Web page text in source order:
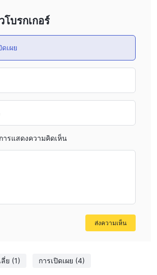
มื่อพยายามถอนตัว
ธรรมเนียมที่ไม่คาดคิดและการถอนเงินอาจต้อง
เกินไปหรือดำเนินการไม่ถูกต้อง
.นอกจากนี้ ผู้ใช้บางรายยังชี้ให้เห็นข้อกังวล
นมาก ปัญหาไม่ได้รับการแก้ไขอย่างน่าพอใจ
หลายครั้ง ทำให้เกิดข้อสงสัยเกี่ยวกับความน่าเชื่อ
ของแพลตฟอร์ม
สำหรับการซื้อขาย
เสนอดัชนีระดับโลกที่ช่วยให้เทรดเดอร์ได้
ทต่างๆ
ลี่ย (1) การเปิดเผย (4)
โบรกเกอร์
ดเผย
ารแสดงความคิดเห็น
ส่งความเห็น